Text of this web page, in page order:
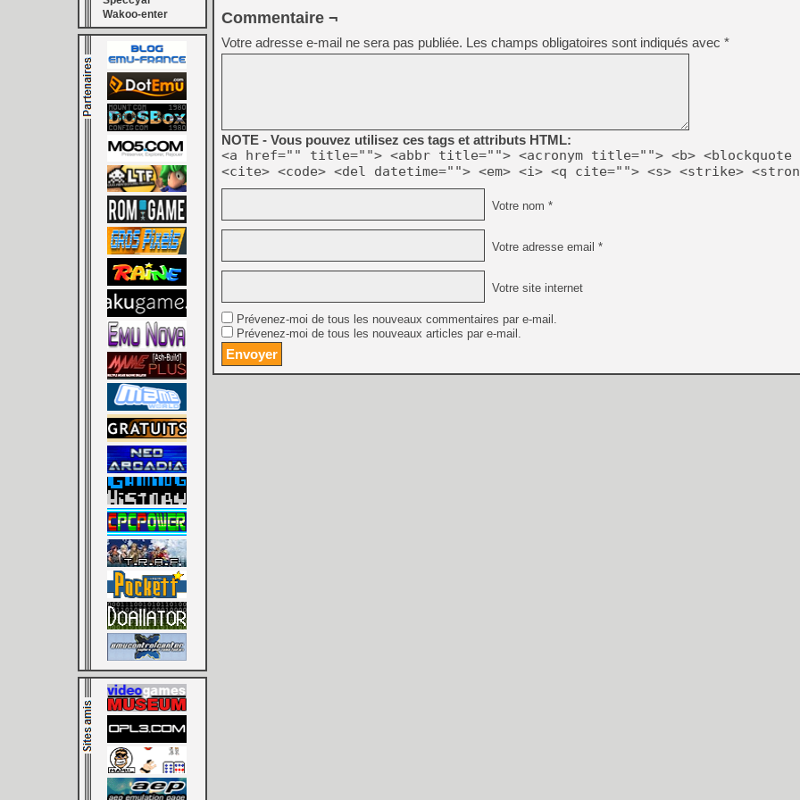
[GK] Déjà des
[Mo5] Brickboy cherche à
[GK] Minecraft et ses «
[GK] Beast of
[GK] Mémoire cash -
[GK] Dan Houser (GTA)
[GK] Comment EA Sports
[GK] Crimson Moon : un
[GK] Isle of Reveries : le
[GK] Moonlighter 2 : The
[GK] Capcom relance
[Mo5] Deux inédits du
Wakoo-enter
Commentaire ¬
Votre adresse e-mail ne sera pas publiée. Les champs obligatoires sont indiqués avec *
NOTE - Vous pouvez utilisez ces tags et attributs HTML:
<a href="" title=""> <abbr title=""> <acronym title=""> <b> <blockquote
<cite> <code> <del datetime=""> <em> <i> <q cite=""> <s> <strike>
Votre nom *
Votre adresse email *
Votre site internet
Prévenez-moi de tous les nouveaux commentaires par e-mail.
Prévenez-moi de tous les nouveaux articles par e-mail.